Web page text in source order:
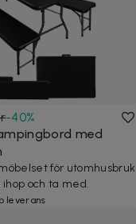
-40%
med
för utomhusbruk
och ta med.
leverans